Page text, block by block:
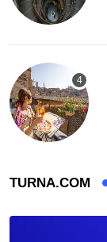
TURNA.COM